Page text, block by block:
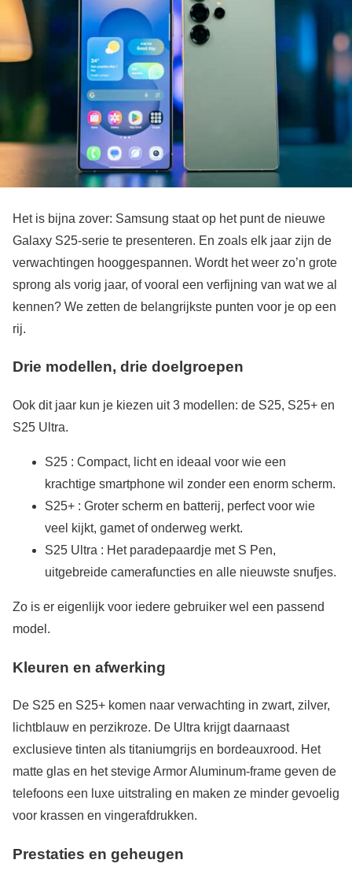
Het is bijna zover: Samsung staat op het punt de nieuwe
Galaxy S25-serie te presenteren. En zoals elk jaar zijn de
verwachtingen hooggespannen. Wordt het weer zo’n grote
sprong als vorig jaar, of vooral een verfijning van wat we al
kennen? We zetten de belangrijkste punten voor je op een
rij.
Drie modellen, drie doelgroepen
Ook dit jaar kun je kiezen uit 3 modellen: de S25, S25+ en
S25 Ultra.
S25 : Compact, licht en ideaal voor wie een
krachtige smartphone wil zonder een enorm scherm.
S25+ : Groter scherm en batterij, perfect voor wie
veel kijkt, gamet of onderweg werkt.
S25 Ultra : Het paradepaardje met S Pen,
uitgebreide camerafuncties en alle nieuwste snufjes.
Zo is er eigenlijk voor iedere gebruiker wel een passend
model.
Kleuren en afwerking
De S25 en S25+ komen naar verwachting in zwart, zilver,
lichtblauw en perzikroze. De Ultra krijgt daarnaast
exclusieve tinten als titaniumgrijs en bordeauxrood. Het
matte glas en het stevige Armor Aluminum-frame geven de
telefoons een luxe uitstraling en maken ze minder gevoelig
voor krassen en vingerafdrukken.
Prestaties en geheugen